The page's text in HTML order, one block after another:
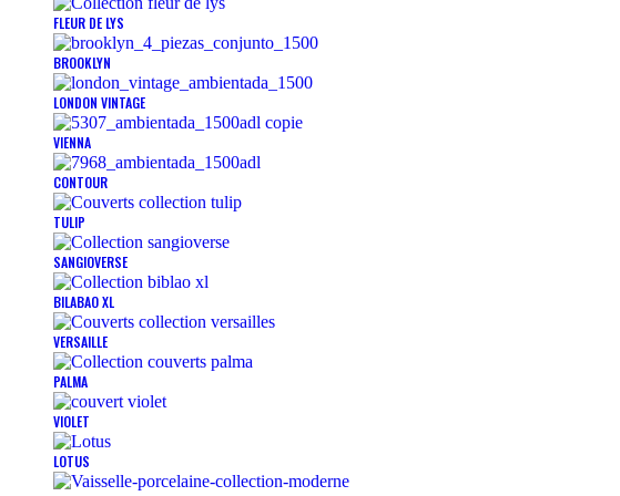
FLEUR DE LYS
BROOKLYN
LONDON VINTAGE
VIENNA
CONTOUR
TULIP
SANGIOVERSE
BILABAO XL
VERSAILLE
PALMA
VIOLET
LOTUS